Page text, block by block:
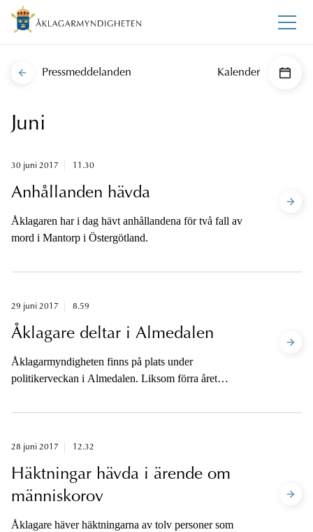
Pressmeddelanden Kalender
Juni
30 juni 2017 11.30
Anhållanden hävda
Åklagaren har i dag hävt anhållandena för två fall av
mord i Mantorp i Östergötland.
29 juni 2017 8.59
Åklagare deltar i Almedalen
Åklagarmyndigheten finns på plats under
politikerveckan i Almedalen. Liksom förra året
andra myndigheter en gemensam seminariedag för
delta i olika seminarier och debatter.
28 juni 2017 12.32
Häktningar hävda i ärende om
människorov
Åklagare häver häktningarna av tolv personer som